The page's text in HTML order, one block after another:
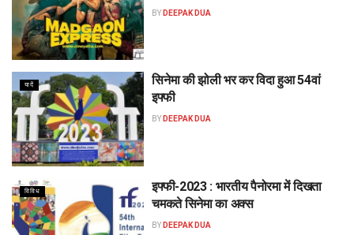
BY DEEPAK DUA
यादें
सिनेमा की झोली भर कर विदा हुआ 54वां
इफ्फी
BY DEEPAK DUA
विविध
इफ्फी-2023 : भारतीय पैनोरमा में दिखता
चमकते सिनेमा का अक्स
BY DEEPAK DUA